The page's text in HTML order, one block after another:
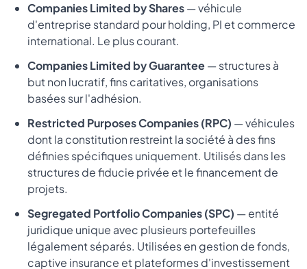
Companies Limited by Shares— véhicule
d'entreprise standard pour holding, PI et commerce
international. Le plus courant.
Companies Limited by Guarantee— structures à
but non lucratif, fins caritatives, organisations
basées sur l'adhésion.
Restricted Purposes Companies (RPC) — véhicules
dont la constitution restreint la société à des fins
définies spécifiques uniquement. Utilisés dans les
structures de fiducie privée et le financement de
projets.
Segregated Portfolio Companies (SPC) — entité
juridique unique avec plusieurs portefeuilles
légalement séparés. Utilisées en gestion de fonds,
captive insurance et plateformes d'investissement